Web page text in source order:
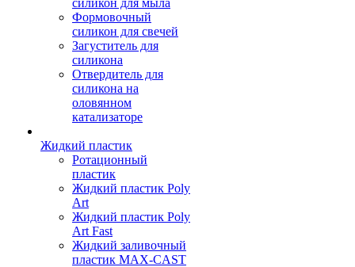
силикон для мыла
Формовочный
силикон для свечей
Загуститель для
силикона
Отвердитель для
силикона на
оловянном
катализаторе
Жидкий пластик
Ротационный
пластик
Жидкий пластик Poly
Art
Жидкий пластик Poly
Art Fast
Жидкий заливочный
пластик MAX-CAST